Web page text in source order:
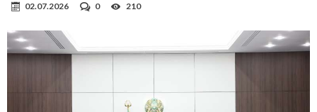
02.07.2026 0 210